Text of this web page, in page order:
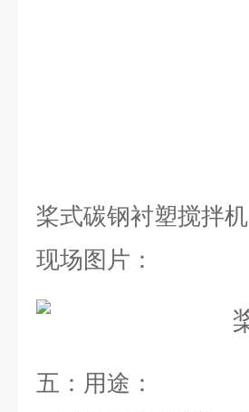
桨式碳钢衬塑搅拌机
现场图片：
五：用途 ：